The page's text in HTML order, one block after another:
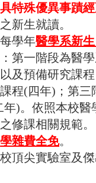
具特殊優異事蹟
新生就讀。
學年醫學系新
第一階段為醫
及預備研究課
程(四年)；第三
年)。依照本校醫
修課相關規範。
學雜費全免。
頂尖實驗室及